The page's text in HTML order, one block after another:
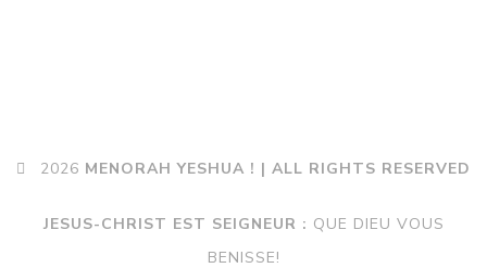
2026 MENORAH YESHUA ! | ALL RIGHTS RESERVED
JESUS-CHRIST EST SEIGNEUR : QUE DIEU VOUS
BENISSE!